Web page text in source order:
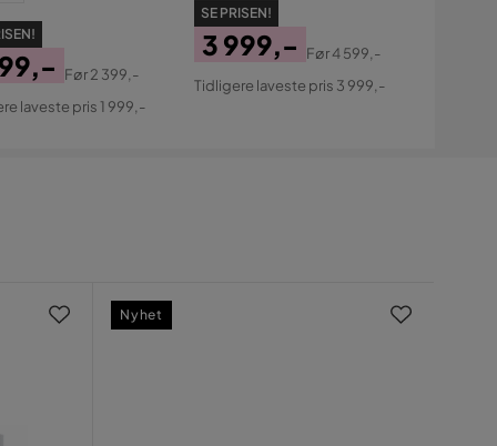
Før2 399,-
laveste pris 1 999,-
SE PRISEN!
Pris
3 999,-
Original
Før4 599,-
Tidligere laveste pris 3 999,-
Nyhet